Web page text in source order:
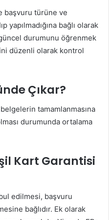
başvuru türüne ve
yapılmadığına bağlı olarak
durumunu öğrenmek
düzenli olarak kontrol
Çıkar?
tamamlanmasına
durumunda ortalama
Kart Garantisi
edilmesi, başvuru
bağlıdır. Ek olarak